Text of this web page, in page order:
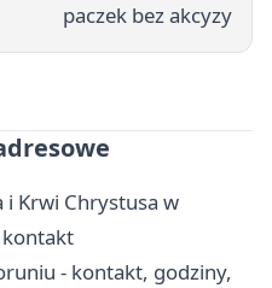
paczek bez akcyzy
i Krwi Chrystusa w
kontakt
- kontakt, godziny,